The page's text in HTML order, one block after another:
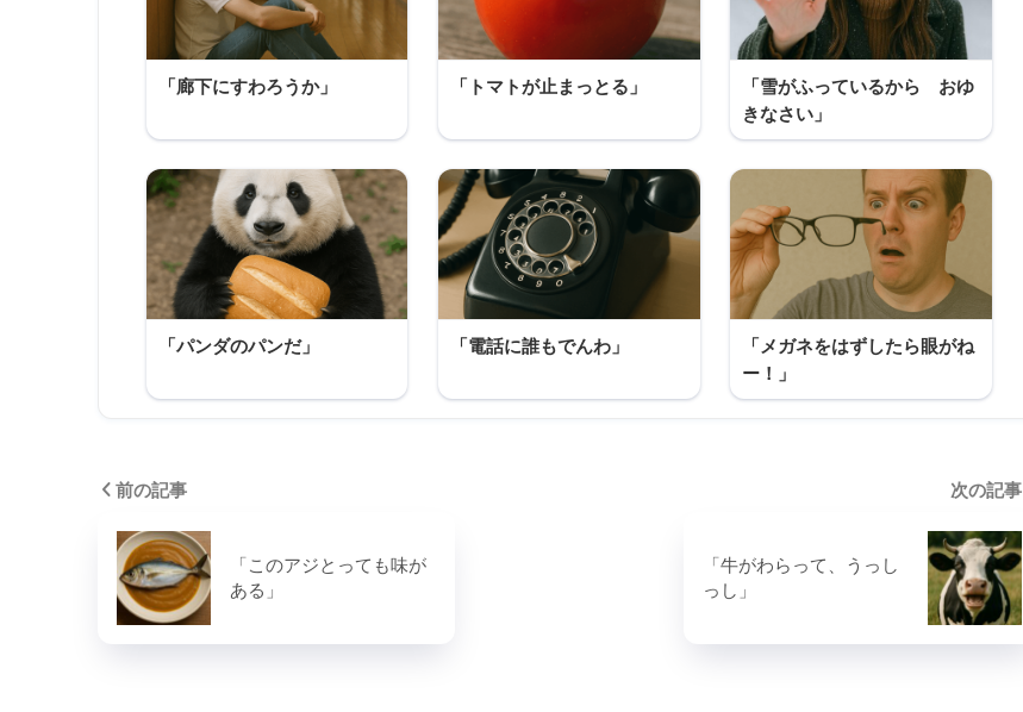
「廊下にすわろうか」 「トマトが止まっとる」
「雪がふっているから おゆ
きなさい」
「パンダのパンだ」 「電話に誰もでんわ」
「メガネをはずしたら眼がね
ー！」
前の記事
「このアジとっても味が
ある」
次の記事
「牛がわらって、うっし
っし」